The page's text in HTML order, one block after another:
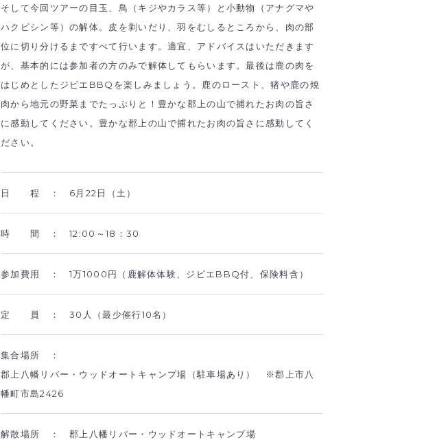
そして今回ツアーの目玉、鳥（キジやカラス等）と小動物（アナグマや
ハクビシン等）の解体。皮を剥いだり、羽をむしるところから、肉の部
位に切り分けるまですべて行います。適宜、アドバイスはいただきます
が、基本的には参加者の方のみで解体してもらいます。最後は鹿の肉を
はじめとしたジビエBBQを楽しみましょう。鹿のロースト、猪や鹿の焼
肉から地元の野菜までたっぷりと！豊かな郡上の山で捕れたお肉の旨さ
に感動してください。豊かな郡上の山で捕れたお肉の旨さに感動してく
ださい。
日 程 ： 6月22日（土）
時 間 ：12:00～18：30
参加費用 ：1万1000円（鹿解体体験、ジビエBBQ付、保険料含）
定 員 ：30人（最少催行10名）
集合場所 ：
郡上八幡リバー・ウッドオートキャンプ場（駐車場あり） ※郡上市八
幡町市島2426
解散場所 ：郡上八幡リバー・ウッドオートキャンプ場